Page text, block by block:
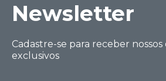
Ne wsletter
Cadastre-se para receber
exclusivos